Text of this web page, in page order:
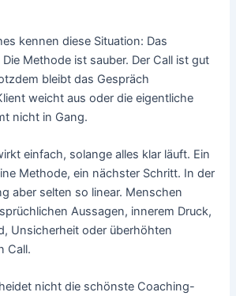
kennen diese Situation: Das
Methode ist sauber. Der Call ist gut
bleibt das Gespräch
weicht aus oder die eigentliche
nicht in Gang.
einfach, solange alles klar läuft. Ein
Methode, ein nächster Schritt. In der
aber selten so linear. Menschen
Aussagen, innerem Druck,
Unsicherheit oder überhöhten
Call.
nicht die schönste Coaching-